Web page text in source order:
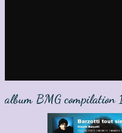
album BMG compilation